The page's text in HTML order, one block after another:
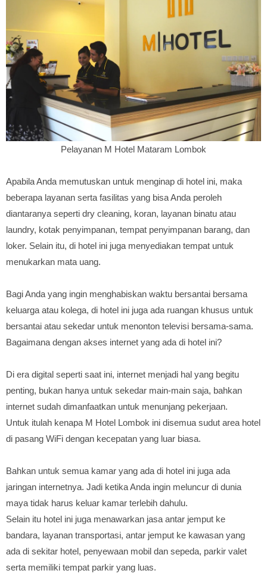
Pelayanan M Hotel Mataram Lombok
Apabila Anda memutuskan untuk menginap di hotel ini, maka
beberapa layanan serta fasilitas yang bisa Anda peroleh
diantaranya seperti dry cleaning, koran, layanan binatu atau
laundry, kotak penyimpanan, tempat penyimpanan barang, dan
loker. Selain itu, di hotel ini juga menyediakan tempat untuk
menukarkan mata uang.
Bagi Anda yang ingin menghabiskan waktu bersantai bersama
keluarga atau kolega, di hotel ini juga ada ruangan khusus untuk
bersantai atau sekedar untuk menonton televisi bersama-sama.
Bagaimana dengan akses internet yang ada di hotel ini?
Di era digital seperti saat ini, internet menjadi hal yang begitu
penting, bukan hanya untuk sekedar main-main saja, bahkan
internet sudah dimanfaatkan untuk menunjang pekerjaan.
Untuk itulah kenapa M Hotel Lombok ini disemua sudut area hotel
di pasang WiFi dengan kecepatan yang luar biasa.
Bahkan untuk semua kamar yang ada di hotel ini juga ada
jaringan internetnya. Jadi ketika Anda ingin meluncur di dunia
maya tidak harus keluar kamar terlebih dahulu.
Selain itu hotel ini juga menawarkan jasa antar jemput ke
bandara, layanan transportasi, antar jemput ke kawasan yang
ada di sekitar hotel, penyewaan mobil dan sepeda, parkir valet
serta memiliki tempat parkir yang luas.